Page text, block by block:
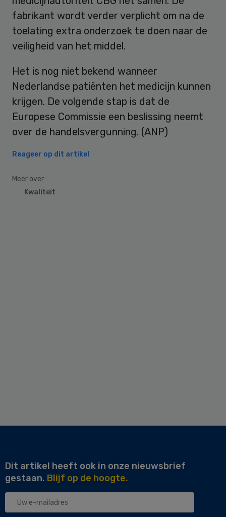
fabrikant wordt verder verplicht om na de
toelating extra onderzoek te doen naar de
veiligheid van het middel.
Het is nog niet bekend wanneer
Nederlandse patiënten het medicijn kunnen
krijgen. De volgende stap is dat de
Europese Commissie een beslissing neemt
over de handelsvergunning. (ANP)
Reageer op dit artikel
Meer over:
Kwaliteit
Dit artikel heeft ook in onze nieuwsbrief
gestaan. Blijf op de hoogte.
Uw